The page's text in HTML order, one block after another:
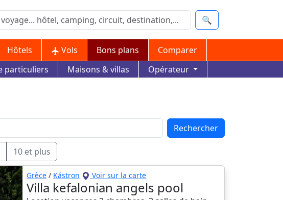
🔍
Hôtels Vols Bons plans
Comparer
particuliers Maisons & villas Opérateur
Rechercher
10 et plus
Grèce / Kástron Voir sur la carte
Villa kefalonian angels pool